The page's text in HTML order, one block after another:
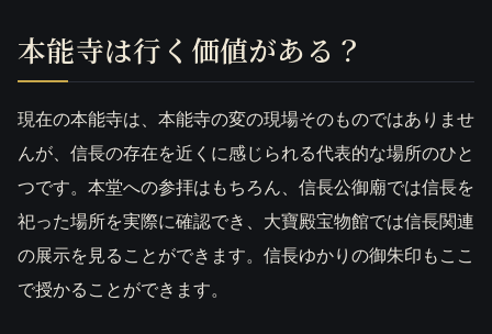
本能寺は行く価値がある？
現在の本能寺は、本能寺の変の現場そのものではありませ
んが、信長の存在を近くに感じられる代表的な場所のひと
つです。本堂への参拝はもちろん、信長公御廟では信長を
祀った場所を実際に確認でき、大寶殿宝物館では信長関連
の展示を見ることができます。信長ゆかりの御朱印もここ
で授かることができます。